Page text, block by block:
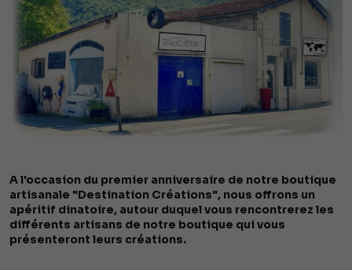
A l'occasion du premier anniversaire de notre boutique
artisanale "Destination Créations", nous offrons un
apéritif dinatoire, autour duquel vous rencontrerez les
différents artisans de notre boutique qui vous
présenteront leurs créations.